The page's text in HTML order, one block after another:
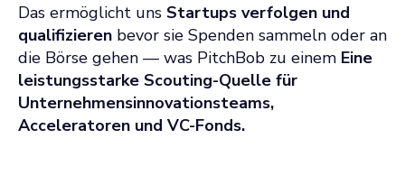
Das ermöglicht uns Startups verfolgen und
qualifizieren bevor sie Spenden sammeln oder an
die Börse gehen — was PitchBob zu einem Eine
leistungsstarke Scouting-Quelle für
Unternehmensinnovationsteams,
Acceleratoren und VC-Fonds.